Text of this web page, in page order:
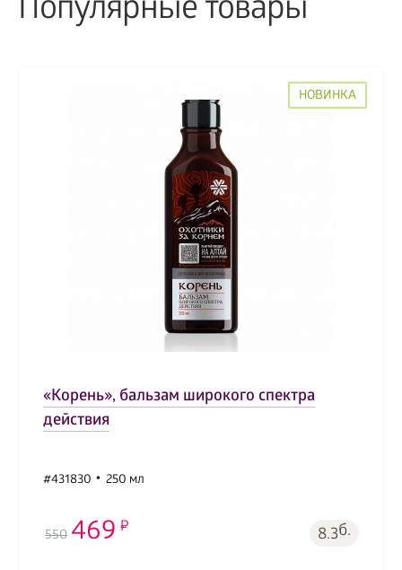
Популярные товары
НОВИНКА
«Корень», бальзам широкого спектра
действия
#431830 250 мл
550 469 8.3б.